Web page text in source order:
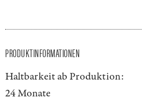
PRODUKTINFORMATIONEN
Haltbarkeit ab Produktion:
24 Monate